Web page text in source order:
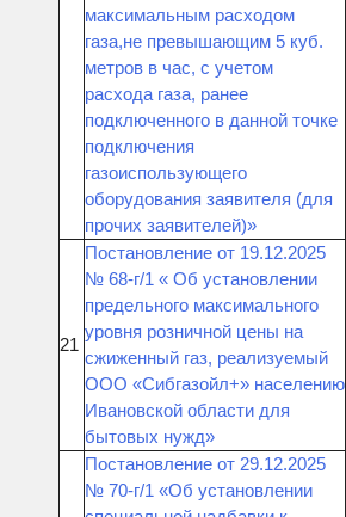
максимальным расходом
газа,не превышающим 5 куб.
метров в час, с учетом
расхода газа, ранее
подключенного в данной точке
подключения
газоиспользующего
оборудования заявителя (для
прочих заявителей)»
21
Постановление от 19.12.2025
№ 68-г/1 « Об установлении
предельного максимального
уровня розничной цены на
сжиженный газ, реализуемый
ООО «Сибгазойл+» населению
Ивановской области для
бытовых нужд»
Постановление от 29.12.2025
№ 70-г/1 «Об установлении